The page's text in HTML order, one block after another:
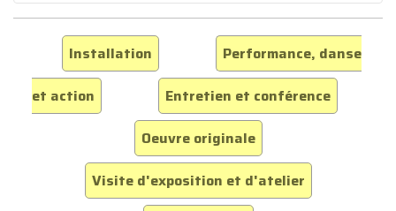
Installation
Performance, danse
et action
Entretien et conférence
Oeuvre originale
Visite d'exposition et d'atelier